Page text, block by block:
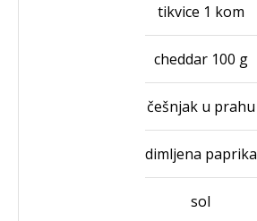
tikvice 1 kom
cheddar 100 g
češnjak u prahu
dimljena paprika
sol